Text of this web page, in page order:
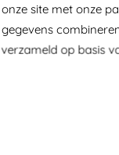
onze site met onze
gegevens
verzameld op basis